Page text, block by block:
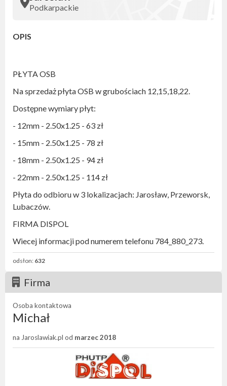
Podkarpackie
OPIS
PŁYTA OSB
Na sprzedaż płyta OSB w grubościach 12,15,18,22.
Dostępne wymiary płyt:
- 12mm - 2.50x1.25 - 63 zł
- 15mm - 2.50x1.25 - 78 zł
- 18mm - 2.50x1.25 - 94 zł
- 22mm - 2.50x1.25 - 114 zł
Płyta do odbioru w 3 lokalizacjach: Jarosław, Przeworsk,
Lubaczów.
FIRMA DISPOL
Wiecej informacji pod numerem telefonu 784_880_273.
odsłon: 632
Firma
Osoba kontaktowa
Michał
na Jaroslawiak.pl od marzec 2018